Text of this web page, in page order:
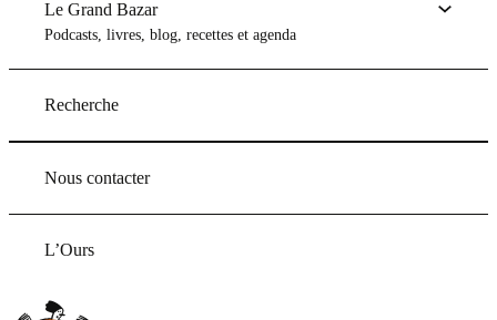
Le Grand Bazar
Podcasts, livres, blog, recettes et agenda
Recherche
Nous contacter
L’Ours